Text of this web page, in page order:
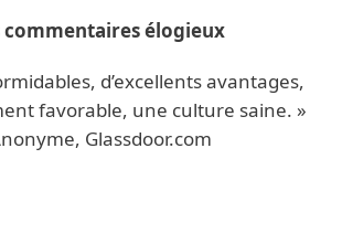
commentaires élogieux
d’excellents avantages,
favorable, une culture saine. »
Glassdoor.com